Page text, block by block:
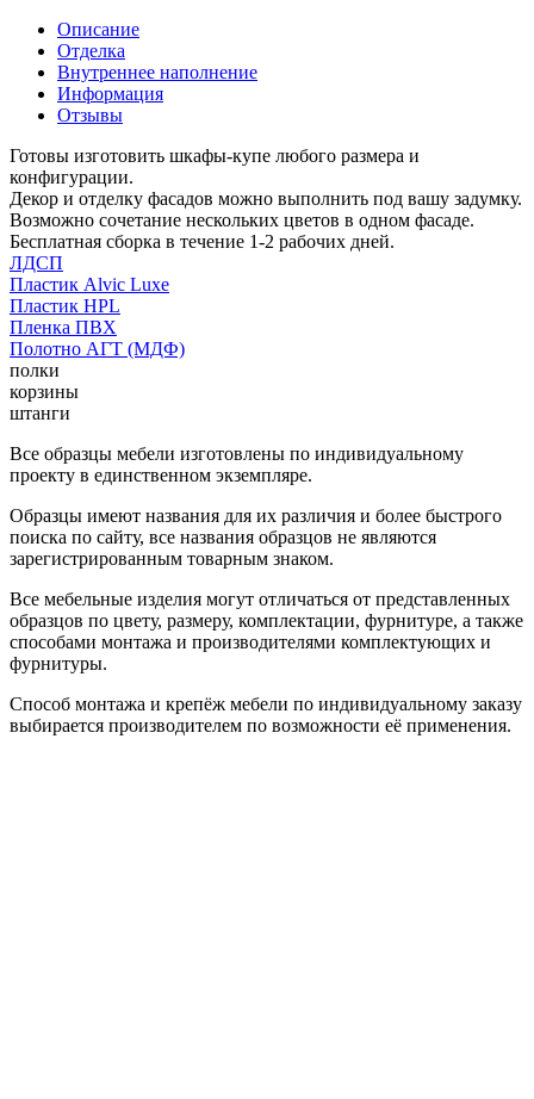
Описание
Отделка
Внутреннее наполнение
Информация
Отзывы
Готовы изготовить шкафы-купе любого размера и
конфигурации.
Декор и отделку фасадов можно выполнить под вашу задумку.
Возможно сочетание нескольких цветов в одном фасаде.
Бесплатная сборка в течение 1-2 рабочих дней.
ЛДСП
Пластик Alvic Luxe
Пластик HPL
Пленка ПВХ
Полотно АГТ (МДФ)
полки
корзины
штанги
Все образцы мебели изготовлены по индивидуальному
проекту в единственном экземпляре.
Образцы имеют названия для их различия и более быстрого
поиска по сайту, все названия образцов не являются
зарегистрированным товарным знаком.
Все мебельные изделия могут отличаться от представленных
образцов по цвету, размеру, комплектации, фурнитуре, а также
способами монтажа и производителями комплектующих и
фурнитуры.
Способ монтажа и крепёж мебели по индивидуальному заказу
выбирается производителем по возможности её применения.